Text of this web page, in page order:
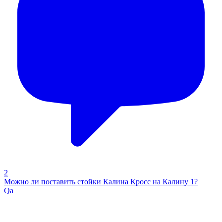
2
Можно ли поставить стойки Калина Кросс на Калину 1?
Qa